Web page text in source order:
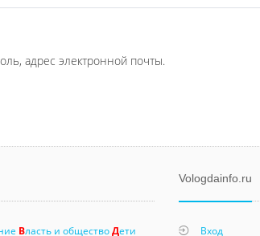
адрес электронной почты.
Власть и обществоДети
Vologdainfo.ru
Вход